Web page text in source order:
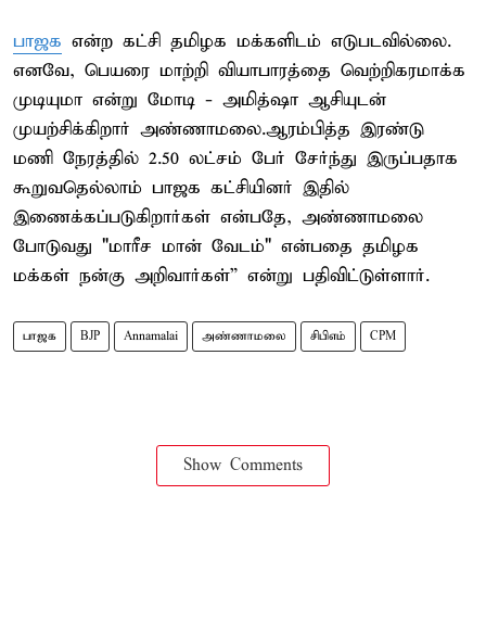
பாஜக என்ற கட்சி தமிழக மக்களிடம் எடுபடவில்லை.
எனவே, பெயரை மாற்றி வியாபாரத்தை வெற்றிகரமாக்க
முடியுமா என்று மோடி - அமித்ஷா ஆசியுடன்
முயற்சிக்கிறார் அண்ணாமலை.ஆரம்பித்த இரண்டு
மணி நேரத்தில் 2.50 லட்சம் பேர் சேர்ந்து இருப்பதாக
கூறுவதெல்லாம் பாஜக கட்சியினர் இதில்
இணைக்கப்படுகிறார்கள் என்பதே, அண்ணாமலை
போடுவது "மாரீச மான் வேடம்" என்பதை தமிழக
மக்கள் நன்கு அறிவார்கள்” என்று பதிவிட்டுள்ளார்.
பாஜக BJP Annamalai அண்ணாமலை சிபிஎம் CPM
Show Comments